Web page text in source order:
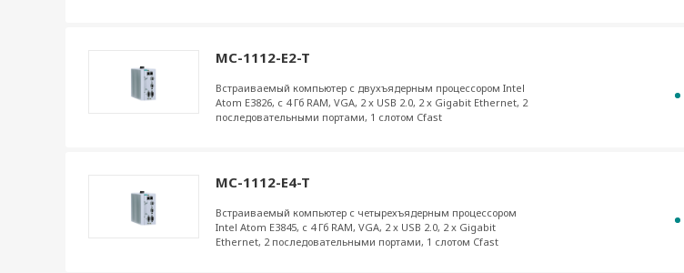
MC-1112-E2-T
Встраиваемый компьютер с двухъядерным процессором Intel
Atom E3826, с 4 Гб RAM, VGA, 2 x USB 2.0, 2 x Gigabit Ethernet, 2
последовательными портами, 1 слотом Cfast
MC-1112-E4-T
Встраиваемый компьютер с четырехъядерным процессором
Intel Atom E3845, с 4 Гб RAM, VGA, 2 x USB 2.0, 2 x Gigabit
Ethernet, 2 последовательными портами, 1 слотом Cfast